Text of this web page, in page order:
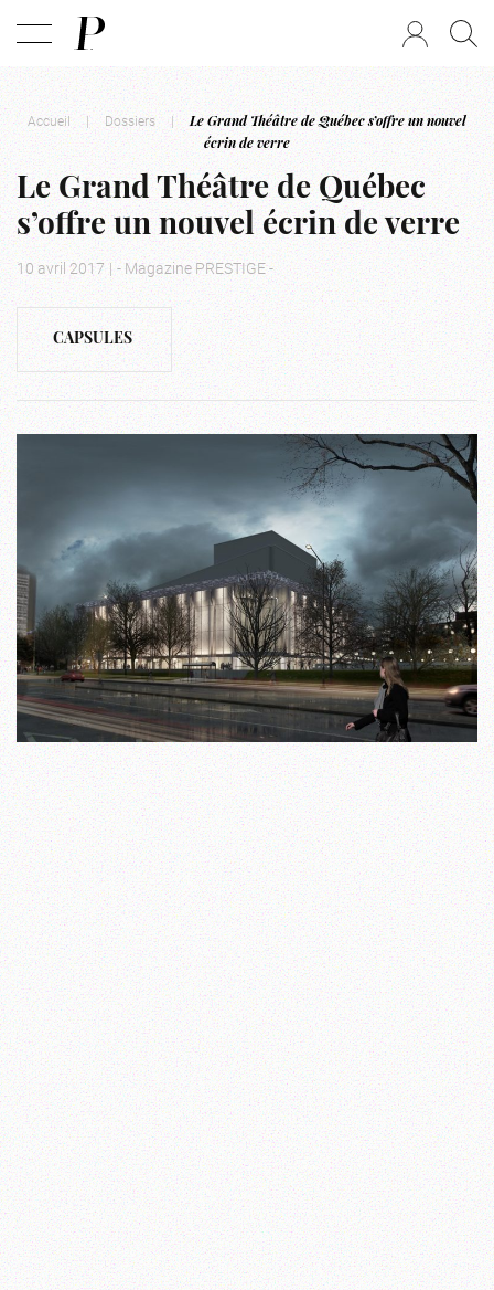
Accueil | Dossiers |
Le Grand Théâtre de Québec s’offre un nouvel
écrin de verre
Le Grand Théâtre de Québec
s’offre un nouvel écrin de verre
10 avril 2017 | - Magazine PRESTIGE -
CAPSULES